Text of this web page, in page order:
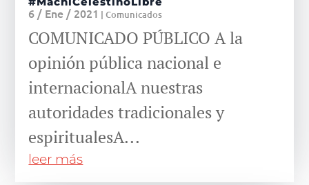
6 / Ene / 2021 |Comunicados
COMUNICADO PÚBLICO A la
opinión pública nacional e
internacionalA nuestras
autoridades tradicionales y
espiritualesA...
leer más